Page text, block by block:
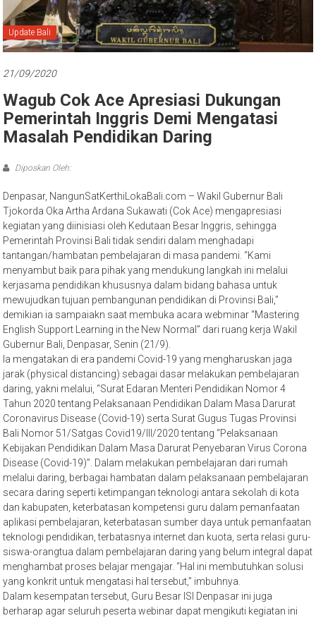
Bali
Update Bali
21/09/2020
Wagub Cok Ace Apresiasi Dukungan
Pemerintah Inggris Demi Mengatasi
Masalah Pendidikan Daring
Diposkan Oleh:
Denpasar, NangunSatKerthiLokaBali.com – Wakil Gubernur Bali
Tjokorda Oka Artha Ardana Sukawati (Cok Ace) mengapresiasi
kegiatan yang diinisiasi oleh Kedutaan Besar Inggris, sehingga
Pemerintah Provinsi Bali tidak sendiri dalam menghadapi
tantangan/hambatan pembelajaran di masa pandemi. “Kami
menyambut baik para pihak yang mendukung langkah ini melalui
kerjasama pendidikan khususnya dalam bidang bahasa untuk
mewujudkan tujuan pembangunan pendidikan di Provinsi Bali,”
demikian ia sampaiakn saat membuka acara webminar “Mastering
English Support Learning in the New Normal” dari ruang kerja Wakil
Gubernur Bali, Denpasar, Senin (21/9).
Ia mengatakan di era pandemi Covid-19 yang mengharuskan jaga
jarak (physical distancing) sebagai dasar melakukan pembelajaran
daring, yakni melalui, “Surat Edaran Menteri Pendidikan Nomor 4
Tahun 2020 tentang Pelaksanaan Pendidikan Dalam Masa Darurat
Coronavirus Disease (Covid-19) serta Surat Gugus Tugas Provinsi
Bali Nomor 51/Satgas Covid19/III/2020 tentang “Pelaksanaan
Kebijakan Pendidikan Dalam Masa Darurat Penyebaran Virus Corona
Disease (Covid-19)”. Dalam melakukan pembelajaran dari rumah
melalui daring, berbagai hambatan dalam pelaksanaan pembelajaran
secara daring seperti ketimpangan teknologi antara sekolah di kota
dan kabupaten, keterbatasan kompetensi guru dalam pemanfaatan
aplikasi pembelajaran, keterbatasan sumber daya untuk pemanfaatan
teknologi pendidikan, terbatasnya internet dan kuota, serta relasi guru-
siswa-orangtua dalam pembelajaran daring yang belum integral dapat
menghambat proses belajar mengajar. “Hal ini membutuhkan solusi
yang konkrit untuk mengatasi hal tersebut,” imbuhnya.
Dalam kesempatan tersebut, Guru Besar ISI Denpasar ini juga
berharap agar seluruh peserta webinar dapat mengikuti kegiatan ini